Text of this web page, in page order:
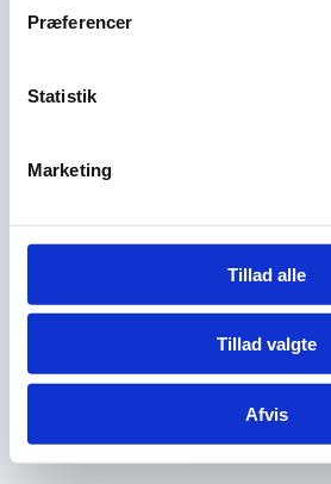
Præferencer
Statistik
Marketing
Tillad alle
Tillad valgte
Afvis